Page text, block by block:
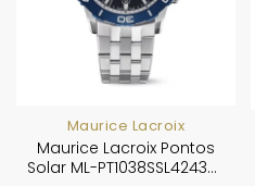
Maurice Lacroix
Maurice Lacroix Pontos
Solar ML-PT1038SSL42430-